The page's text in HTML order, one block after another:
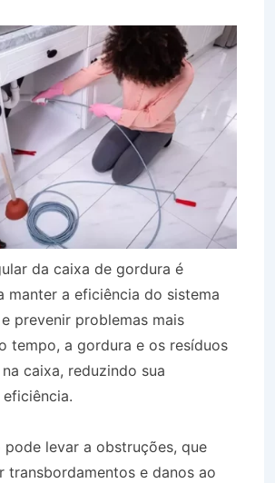
da caixa de gordura é
manter a eficiência do sistema
prevenir problemas mais
tempo, a gordura e os resíduos
caixa, reduzindo sua
pode levar a obstruções, que
transbordamentos e danos ao